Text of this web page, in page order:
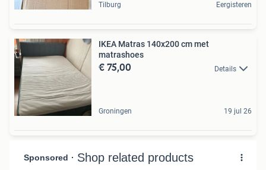
Tilburg Eergisteren
IKEA Matras 140x200 cm met
matrashoes
€ 75,00 Details
Groningen 19 jul 26